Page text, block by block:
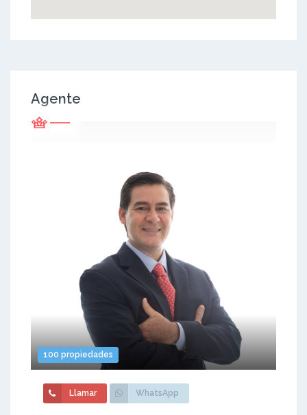
Agente
100 propiedades
Llamar WhatsApp